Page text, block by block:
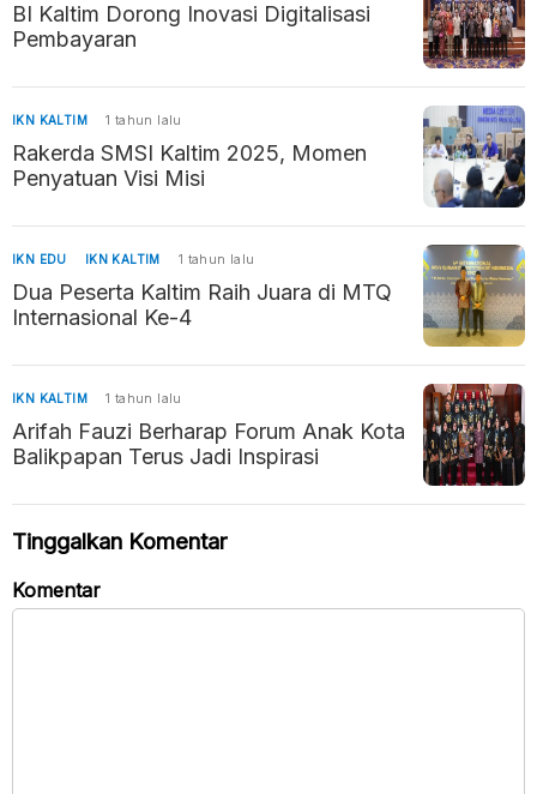
BI Kaltim Dorong Inovasi Digitalisasi
Pembayaran
IKN KALTIM 1 tahun lalu
Rakerda SMSI Kaltim 2025, Momen
Penyatuan Visi Misi
IKN EDU IKN KALTIM 1 tahun lalu
Dua Peserta Kaltim Raih Juara di MTQ
Internasional Ke-4
IKN KALTIM 1 tahun lalu
Arifah Fauzi Berharap Forum Anak Kota
Balikpapan Terus Jadi Inspirasi
Tinggalkan Komentar
Komentar